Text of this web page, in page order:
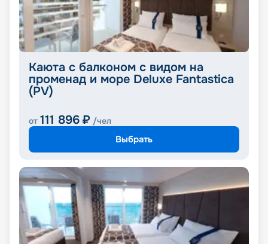
Каюта с балконом с видом на
променад и море Deluxe Fantastica
(PV)
от 111 896 ₽ /чел
Выбрать